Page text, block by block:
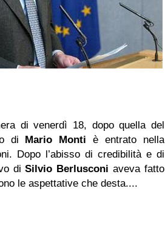
di venerdì 18, dopo quella del
di Mario Monti è entrato nella
Dopo l’abisso di credibilità e di
diSilvio Berlusconi aveva fatto
le aspettative che desta....